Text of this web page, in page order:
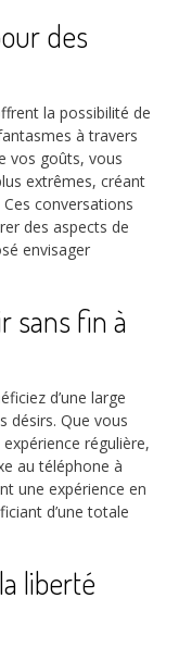
des
la possibilité de
à travers
vos goûts, vous
extrêmes, créant
conversations
des aspects de
envisager
sans fin à
d’une large
désirs. Que vous
régulière,
au téléphone à
une expérience en
d’une totale
liberté